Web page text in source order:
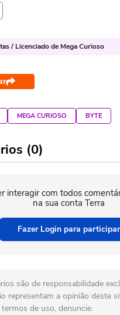
/ Licenciado de Mega Curioso
MEGA CURIOSO BYTE
(0)
interagir com todos
na sua conta Terra
Fazer Login para participar
são de responsabilidade
representam a opinião deste
de uso, denuncie.